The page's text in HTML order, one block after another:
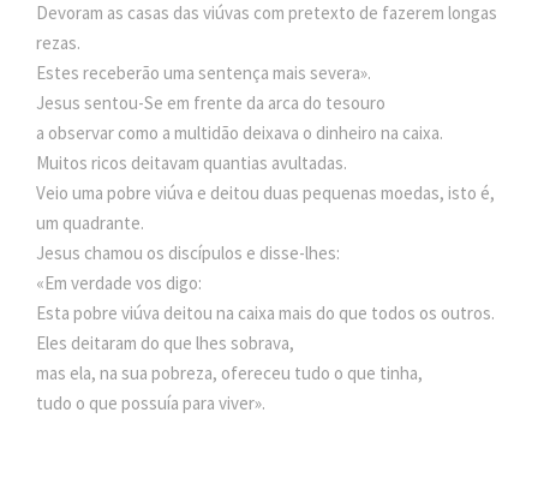
Devoram as casas das viúvas com pretexto de fazerem longas
rezas.
Estes receberão uma sentença mais severa».
Jesus sentou-Se em frente da arca do tesouro
a observar como a multidão deixava o dinheiro na caixa.
Muitos ricos deitavam quantias avultadas.
Veio uma pobre viúva e deitou duas pequenas moedas, isto é,
um quadrante.
Jesus chamou os discípulos e disse-lhes:
«Em verdade vos digo:
Esta pobre viúva deitou na caixa mais do que todos os outros.
Eles deitaram do que lhes sobrava,
mas ela, na sua pobreza, ofereceu tudo o que tinha,
tudo o que possuía para viver».